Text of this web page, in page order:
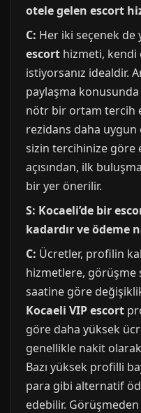
otele gelen escort
C: Her iki seçenek de
escort hizmeti, kendi
istiyorsanız idealdir.
paylaşma
nötr bir ortam tercih
rezidans daha
sizin tercihinize göre
açısından, ilk
bir yer önerilir.
S: Kocaeli’de bir
kadardır ve ödeme
C: Ücretler, profilin
hizmetlere, görüşme
saatine göre
Kocaeli VIP escort
göre daha yüksek
genellikle nakit
Bazı yüksek profilli
para gibi alternatif
edebilir.